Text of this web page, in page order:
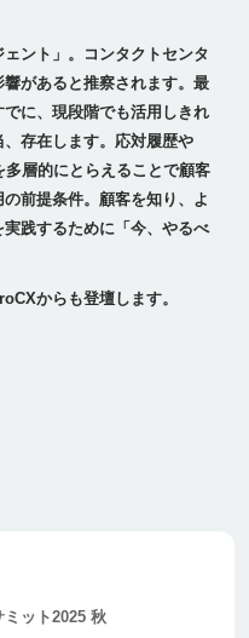
ント」。コンタクトセンタ
があると推察されます。最
に、現段階でも活用しきれ
存在します。応対履歴や
層的にとらえることで顧客
前提条件。顧客を知り、よ
践するために「今、やるべ
からも登壇します。
ット2025 秋